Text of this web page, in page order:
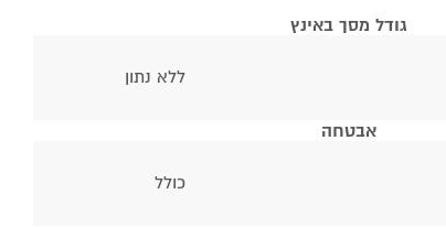
גודל מסך באינץ
ללא נתון
אבטחה
כולל